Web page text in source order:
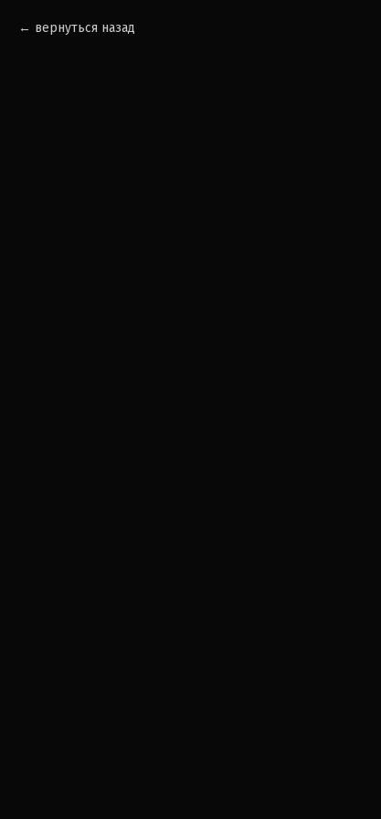
вернуться назад